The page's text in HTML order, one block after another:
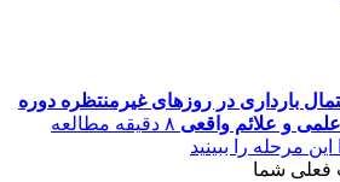
بارداری در روزهای غیرمنتظره دوره
و علائم واقعی ۸ دقیقه مطالعه
این مرحله را ببینید
فعلی شما